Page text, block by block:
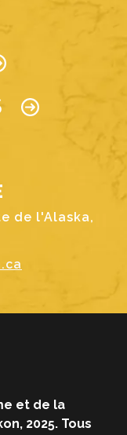
de l'Alaska,
et de la
2025. Tous